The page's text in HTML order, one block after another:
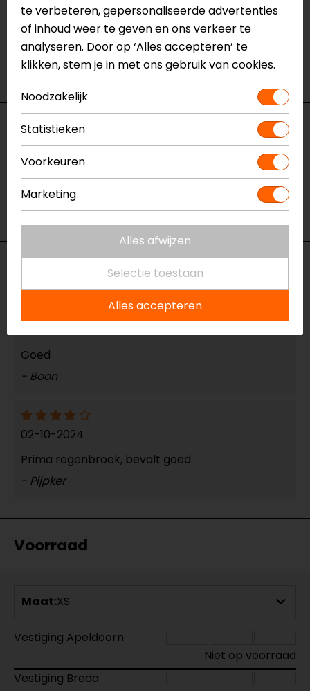
Eindhoven, Vianen of Apeldoorn. In de winkels kun je
het product bekijken & passen en staan onze
verkoopmedewerkers voor je klaar met advies.
Bekijk onze andere regenbroeken.
Specificaties
Naam
Hurricane Rain V2 Regenbroek
Model
3220225
Merk
Alpinestars
Goed
- Boon
02-10-2024
Prima regenbroek, bevalt goed
- Pijpker
Voorraad
Maat:XS
Vestiging Apeldoorn
Niet op voorraad
Vestiging Breda
te verbeteren, gepersonaliseerde advertenties
of inhoud weer te geven en ons verkeer te
analyseren. Door op ‘Alles accepteren’ te
klikken, stem je in met ons gebruik van cookies.
Noodzakelijk
Statistieken
Voorkeuren
Marketing
Alles afwijzen
Selectie toestaan
Alles accepteren